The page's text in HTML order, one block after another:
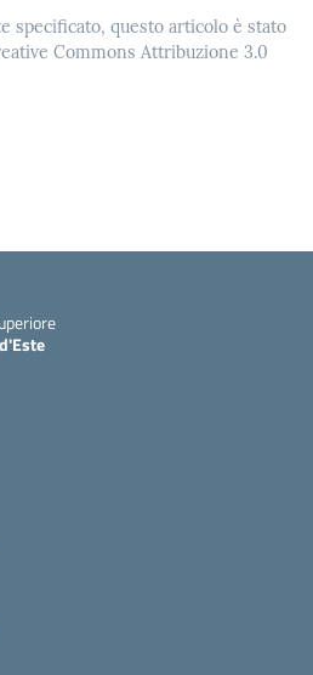
specificato, questo articolo è stato
Commons Attribuzione 3.0